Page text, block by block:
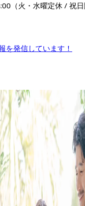
（火・水曜定休 / 祝日
を発信しています！